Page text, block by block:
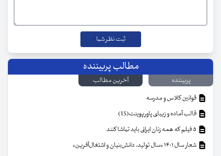
مطالب پربیننده
پربیننده
آخرین مطالب
قوانین کلاس و مدرسه
قالب آماده و زیبای پاورپوینت(15)
شعار سال ۱۴۰۱ «سال تولید، دانش‌بنیان و اشتغال‌آفرین»